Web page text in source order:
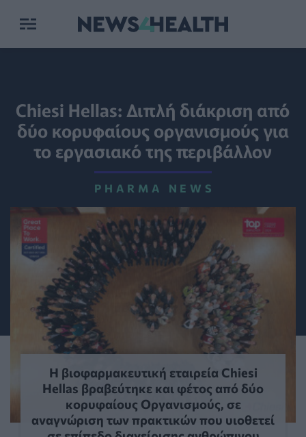
Chiesi Hellas: Διπλή διάκριση από
δύο κορυφαίους οργανισμούς για
το εργασιακό της περιβάλλον
PHARMA NEWS
Η βιοφαρμακευτική εταιρεία Chiesi
Hellas βραβεύτηκε και φέτος από δύο
κορυφαίους Οργανισμούς, σε
αναγνώριση των πρακτικών που υιοθετεί